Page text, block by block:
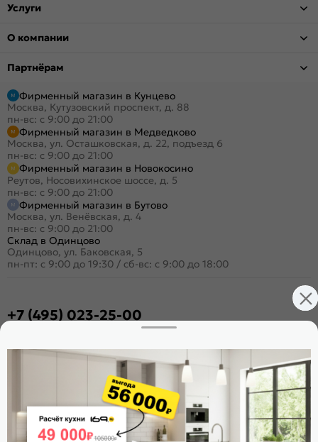
Услуги
О компании
Партнёрам
Фирменный магазин в Кунцево
Москва, Кутузовский проспект, д. 88
пн-вс: с 9:00 до 21:00
Фирменный магазин в Медведково
Москва, ул. Осташковская, д. 22, подъезд 6
пн-вс: с 9:00 до 21:00
Фирменный магазин в Новокосино
Реутов, Носовихинское шоссе, д. 5
пн-вс: с 9:00 до 21:00
Фирменный магазин в Бутово
Москва, ул. Венёвская, д. 4
пн-вс: с 9:00 до 21:00
Склад в Одинцово
Одинцово, ул. Баковская, 5
пн-пт: с 9:00 до 19:30 / сб-вс: с 9:00 до 18:00
+7 (495) 023-25-00
Стать дилером
Расскажите о нас
Поделиться
Оцените магазин